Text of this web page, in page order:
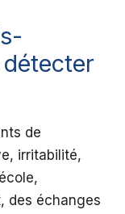
de
irritabilité,
des échanges